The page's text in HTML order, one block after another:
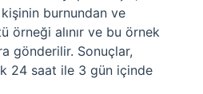
burnundan ve
örneği alınır ve bu örnek
gönderilir. Sonuçlar,
24 saat ile 3 gün içinde